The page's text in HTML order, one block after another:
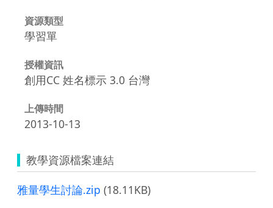
資源類型
學習單
授權資訊
創用CC 姓名標示 3.0 台灣
上傳時間
2013-10-13
教學資源檔案連結
雅量學生討論.zip (18.11KB)